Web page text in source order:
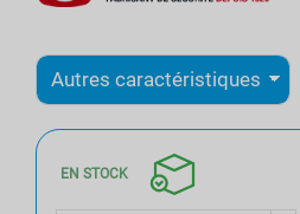
EN STOCK